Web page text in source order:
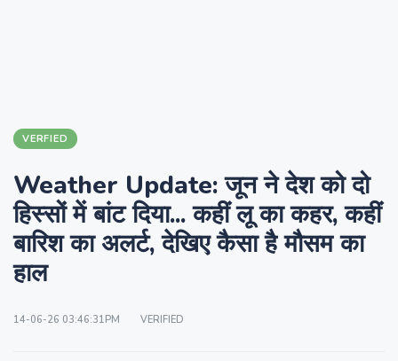
VERFIED
Weather Update: जून ने देश को दो
हिस्सों में बांट दिया... कहीं लू का कहर, कहीं
बारिश का अलर्ट, देखिए कैसा है मौसम का
हाल
14-06-26 03:46:31PM VERIFIED